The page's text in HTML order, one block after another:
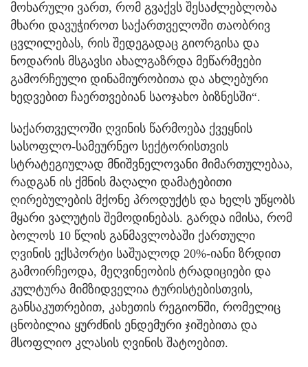
მოხარული ვართ, რომ გვაქვს შესაძლებლობა
მხარი დავუჭიროთ საქართველოში თაობრივ
ცვლილებას, რის შედეგადაც გიორგისა და
ნოდარის მსგავსი ახალგაზრდა მეწარმეები
გამორჩეული დინამიურობითა და ახლებური
ხედვებით ჩაერთვებიან საოჯახო ბიზნესში“.
საქართველოში ღვინის წარმოება ქვეყნის
სასოფლო-სამეურნეო სექტორისთვის
სტრატეგიულად მნიშვნელოვანი მიმართულებაა,
რადგან ის ქმნის მაღალი დამატებითი
ღირებულების მქონე პროდუქტს და ხელს უწყობს
მყარი ვალუტის შემოდინებას. გარდა იმისა, რომ
ბოლოს 10 წლის განმავლობაში ქართული
ღვინის ექსპორტი საშუალოდ 20%-იანი ზრდით
გამოირჩეოდა, მეღვინეობის ტრადიციები და
კულტურა მიმზიდველია ტურისტებისთვის,
განსაკუთრებით, კახეთის რეგიონში, რომელიც
ცნობილია ყურძნის ენდემური ჯიშებითა და
მსოფლიო კლასის ღვინის შატოებით.